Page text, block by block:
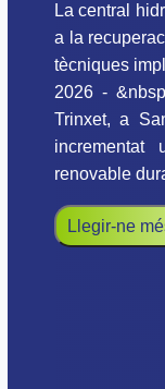
La central
a la
tècniques
2026 -
Trinxet, a
incrementat
renovable
Llegir-ne